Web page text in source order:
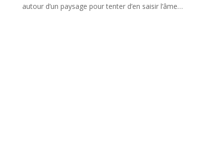
autour d’un paysage pour tenter d’en saisir l’âme…